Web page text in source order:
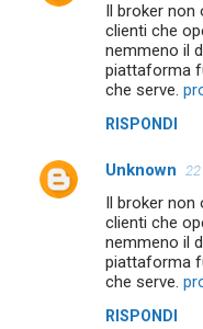
Il broker
clienti che
nemmeno il
piattaforma
che serve.
RISPONDI
Unknown
Il broker
clienti che
nemmeno il
piattaforma
che serve.
RISPONDI